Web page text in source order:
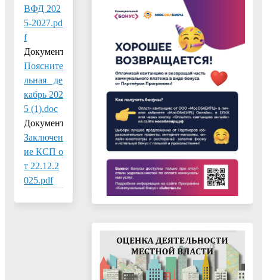
ВФД 202
5-2027.pd
f
Документ:
Поясните
льная_ де
кабрь 202
5 (1).doc
Документ:
Заключен
ие КСП о
т 22.12.2
025.pdf